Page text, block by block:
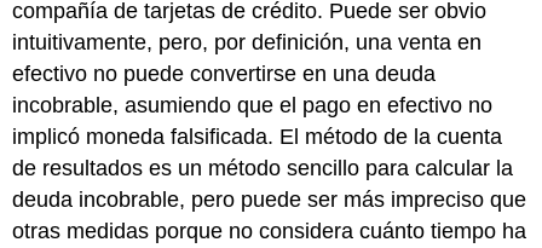
compañía de tarjetas de crédito. Puede ser obvio
intuitivamente, pero, por definición, una venta en
efectivo no puede convertirse en una deuda
incobrable, asumiendo que el pago en efectivo no
implicó moneda falsificada. El método de la cuenta
de resultados es un método sencillo para calcular la
deuda incobrable, pero puede ser más impreciso que
otras medidas porque no considera cuánto tiempo ha